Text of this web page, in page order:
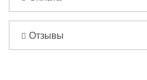
Отзывы